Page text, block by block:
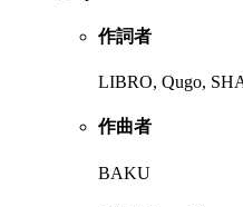
作詞者
LIBRO, Qugo,
作曲者
BAKU